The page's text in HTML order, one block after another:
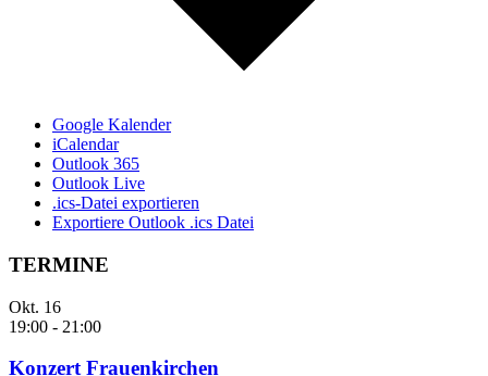
Google Kalender
iCalendar
Outlook 365
Outlook Live
.ics-Datei exportieren
Exportiere Outlook .ics Datei
TERMINE
Okt. 16
19:00 - 21:00
Konzert Frauenkirchen